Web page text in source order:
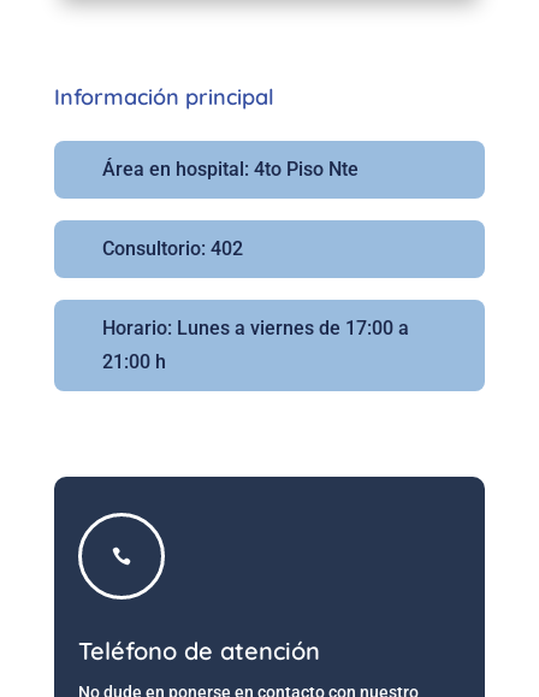
Información principal
Área en hospital: 4to Piso Nte
Consultorio: 402
Horario: Lunes a viernes de 17:00 a
21:00 h

Teléfono de atención
No dude en ponerse en contacto con nuestro